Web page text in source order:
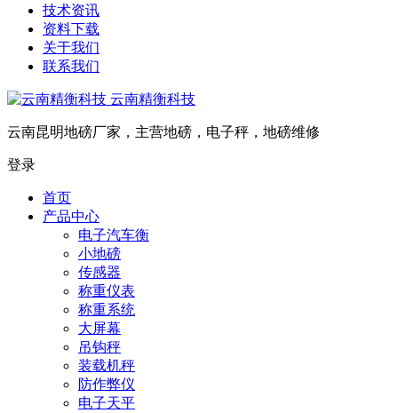
技术资讯
资料下载
关于我们
联系我们
云南精衡科技
云南昆明地磅厂家，主营地磅，电子秤，地磅维修
登录
首页
产品中心
电子汽车衡
小地磅
传感器
称重仪表
称重系统
大屏幕
吊钩秤
装载机秤
防作弊仪
电子天平